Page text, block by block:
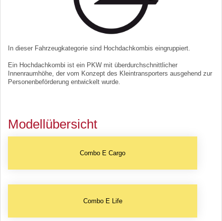
In dieser Fahrzeugkategorie sind Hochdachkombis eingruppiert.
Ein Hochdachkombi ist ein PKW mit überdurchschnittlicher
Innenraumhöhe, der vom Konzept des Kleintransporters ausgehend zur
Personenbeförderung entwickelt wurde.
Modellübersicht
Combo E Cargo
Combo E Life